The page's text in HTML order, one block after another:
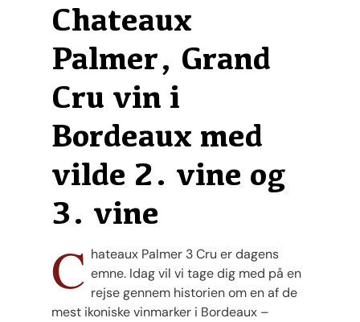
Chateaux
Palmer, Grand
Cru vin i
Bordeaux med
vilde 2. vine og
3. vine
C hateaux Palmer 3 Cru er dagens
emne. Idag vil vi tage dig med på en
rejse gennem historien om en af de
mest ikoniske vinmarker i Bordeaux –